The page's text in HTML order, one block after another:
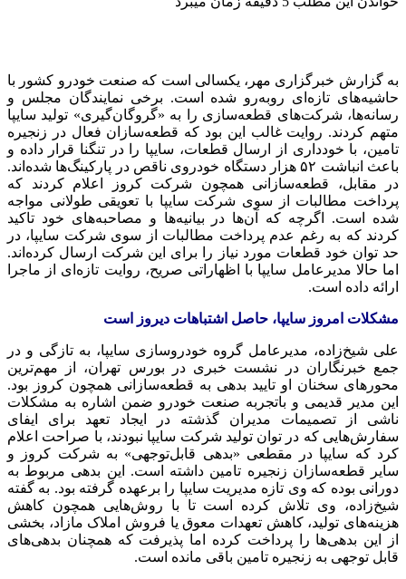
به گزارش خبرگزاری مهر، یکسالی است که صنعت خودرو کشور با
حاشیه‌های تازه‌ای روبه‌رو شده است. برخی نمایندگان مجلس و
رسانه‌ها، شرکت‌های قطعه‌سازی را به «گروگان‌گیری» تولید سایپا
متهم کردند. روایت غالب این بود که قطعه‌سازان فعال در زنجیره
تامین، با خودداری از ارسال قطعات، سایپا را در تنگنا قرار داده و
باعث انباشت ۵۲ هزار دستگاه خودروی ناقص در پارکینگ‌ها شده‌اند.
در مقابل، قطعه‌سازانی همچون شرکت کروز اعلام کردند که
پرداخت مطالبات از سوی شرکت سایپا با تعویقی طولانی مواجه
شده است. اگرچه که آن‌ها در بیانیه‌ها و مصاحبه‌های خود تاکید
کردند که به رغم عدم پرداخت مطالبات از سوی شرکت سایپا، در
حد توان خود قطعات مورد نیاز را برای این شرکت ارسال کرده‌اند.
اما حالا مدیرعامل سایپا با اظهاراتی صریح، روایت تازه‌ای از ماجرا
ارائه داده است.
مشکلات امروز سایپا، حاصل اشتباهات دیروز است
علی شیخ‌زاده، مدیرعامل گروه خودروسازی سایپا، به تازگی و در
جمع خبرنگاران در نشست خبری در بورس تهران، از مهم‌ترین
محورهای سخنان او تایید بدهی به قطعه‌سازانی همچون کروز بود.
این مدیر قدیمی و باتجربه صنعت خودرو ضمن اشاره به مشکلات
ناشی از تصمیمات مدیران گذشته در ایجاد تعهد برای ایفای
سفارش‌هایی که در توان تولید شرکت سایپا نبودند، با صراحت اعلام
کرد که سایپا در مقطعی «بدهی قابل‌توجهی» به شرکت کروز و
سایر قطعه‌سازان زنجیره تامین داشته است. این بدهی مربوط به
دورانی بوده که وی تازه مدیریت سایپا را برعهده گرفته بود. به گفته
شیخ‌زاده، وی تلاش کرده است تا با روش‌هایی همچون کاهش
هزینه‌های تولید، کاهش تعهدات معوق یا فروش املاک مازاد، بخشی
از این بدهی‌ها را پرداخت کرده اما پذیرفت که همچنان بدهی‌های
قابل توجهی به زنجیره تامین باقی مانده است.